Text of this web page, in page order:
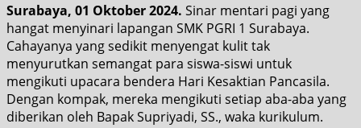
Surabaya, 01 Oktober 2024. Sinar mentari pagi yang
hangat menyinari lapangan SMK PGRI 1 Surabaya.
Cahayanya yang sedikit menyengat kulit tak
menyurutkan semangat para siswa-siswi untuk
mengikuti upacara bendera Hari Kesaktian Pancasila.
Dengan kompak, mereka mengikuti setiap aba-aba yang
diberikan oleh Bapak Supriyadi, SS., waka kurikulum.